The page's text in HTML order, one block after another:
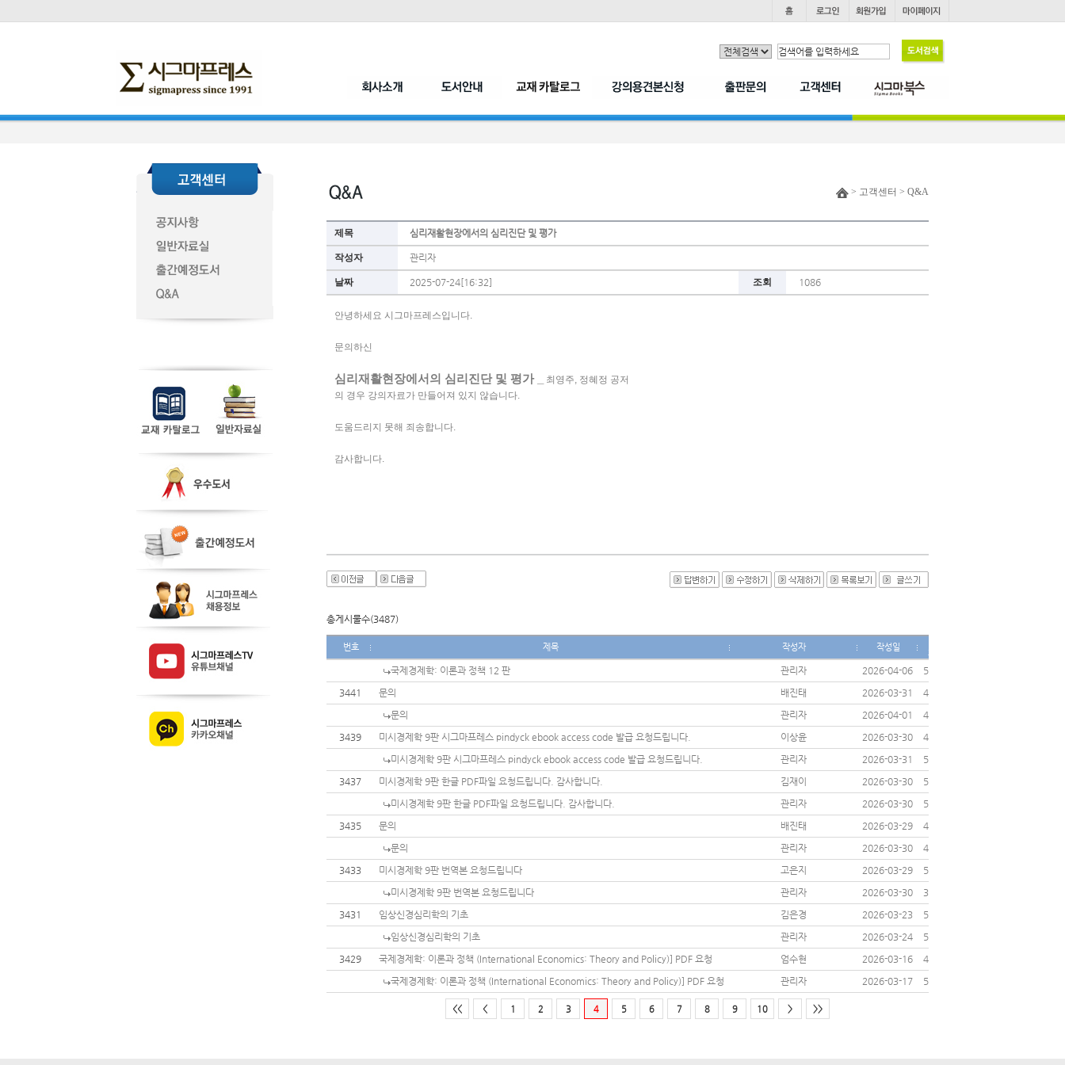
> 고객센터 > Q&A
제목 심리재활현장에서의 심리진단 및 평가
작성자 관리자
날짜 2025-07-24[16:32] 조회 1086
안녕하세요 시그마프레스입니다.
문의하신
심리재활현장에서의 심리진단 및 평가 _
최영주, 정혜정 공저
의 경우 강의자료가 만들어져 있지 않습니다.
도움드리지 못해 죄송합니다.
감사합니다.
총게시물수(3487)
번호 제목 작성자 작성일
회
국제경제학: 이론과 정책 12 판 관리자 2026-04-06
531
3441
문의 배진태 2026-03-31
456
문의
관리자 2026-04-01
432
3439
미시경제학 9판 시그마프레스 pindyck ebook access code 발급 요청드립니다. 이상윤 2026-03-30
406
미시경제학 9판 시그마프레스 pindyck ebook access code 발급 요청드립니다.
관리자 2026-03-31
524
3437
미시경제학 9판 한글 PDF파일 요청드립니다. 감사합니다. 김재이 2026-03-30
560
미시경제학 9판 한글 PDF파일 요청드립니다. 감사합니다.
관리자 2026-03-30
573
3435
문의 배진태 2026-03-29
403
문의
관리자 2026-03-30
414
3433
미시경제학 9판 번역본 요청드립니다 고은지 2026-03-29
531
미시경제학 9판 번역본 요청드립니다
관리자 2026-03-30
399
3431
임상신경심리학의 기초 김은경 2026-03-23
542
임상신경심리학의 기초
관리자 2026-03-24
547
3429
국제경제학: 이론과 정책 (International Economics: Theory and Policy)] PDF 요청 엄수현 2026-03-16
496
국제경제학: 이론과 정책 (International Economics: Theory and Policy)] PDF 요청
관리자 2026-03-17 538
<< < 1 2 3 4 5 6 7 8 9 10 > >>